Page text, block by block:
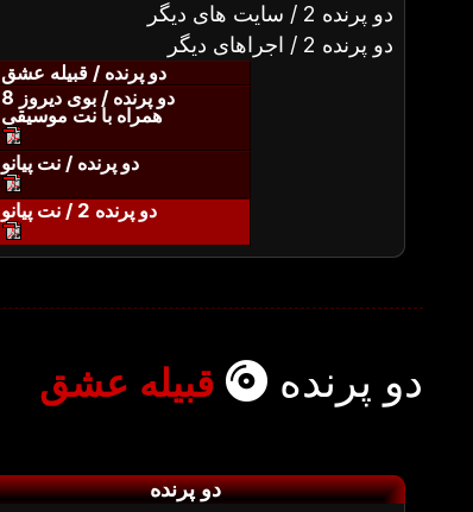
دو پرنده 2 / سایت های دیگر
دو پرنده 2 / اجراهای دیگر
دو پرنده / قبیله عشق
دو پرنده / بوی دیروز 8
همراه با نت موسیقی
دو پرنده / نت پیانو
دو پرنده 2 / نت پیانو
دو پرنده قبیله عشق
دو پرنده